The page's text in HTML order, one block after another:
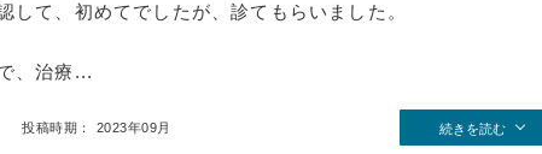
して、初めてでしたが、診てもらいました。
、治療...
投稿時期： 2023年09月 続きを読む